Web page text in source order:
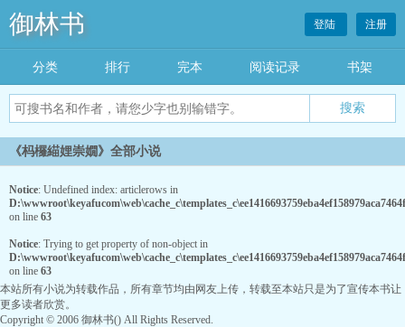
御林书 登陆 注册
分类 排行 完本 阅读记录 书架
《杩欏緢娌崇嫺》全部小说
Notice: Undefined index: articlerows in
on line 63
Notice: Trying to get property of non-object in
on line 63
本站所有小说为转载作品，所有章节均由网友上传，转载至本站只是为了宣传本书让
更多读者欣赏。
Copyright © 2006 御林书() All Rights Reserved.